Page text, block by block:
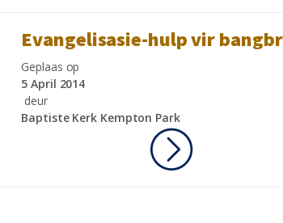
Evangelisasie-hulp vir
Geplaas op
5 April 2014
deur
Baptiste Kerk Kempton Park